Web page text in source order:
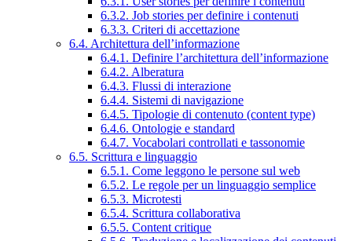
6.3.2. Job stories per definire i contenuti
6.3.3. Criteri di accettazione
6.4. Architettura dell’informazione
6.4.1. Definire l’architettura dell’informazione
6.4.2. Alberatura
6.4.3. Flussi di interazione
6.4.4. Sistemi di navigazione
6.4.5. Tipologie di contenuto (content type)
6.4.6. Ontologie e standard
6.4.7. Vocabolari controllati e tassonomie
6.5. Scrittura e linguaggio
6.5.1. Come leggono le persone sul web
6.5.2. Le regole per un linguaggio semplice
6.5.3. Microtesti
6.5.4. Scrittura collaborativa
6.5.5. Content critique